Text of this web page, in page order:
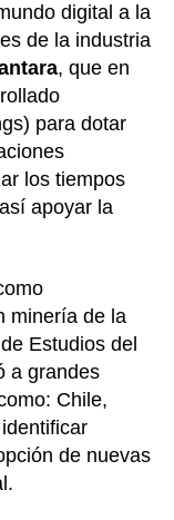
digital a la
de la industria
, que en
para dotar
los tiempos
apoyar la
minería de la
Estudios del
a grandes
Chile,
de nuevas